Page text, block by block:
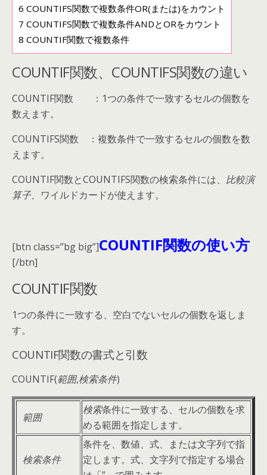
6 COUNTIFS関数で複数条件OR(または)をカウント
7 COUNTIFS関数で複数条件ANDとORをカウント
8 COUNTIF関数で複数条件
COUNTIF関数、COUNTIFS関数の違い
COUNTIF関数 ：1つの条件で一致するセルの個数を
数えます。
COUNTIFS関数 ：複数条件で一致するセルの個数を数
えます。
COUNTIF関数とCOUNTIFS関数の検索条件には、 比較演
算子、 ワイルドカードが使えます。
[btn class=”bg big”]COUNTIF関数の使い方
[/btn]
COUNTIF関数
1つの条件に一致する、空白でないセルの個数を返しま
す。
COUNTIF関数の書式と引数
COUNTIF(範囲,検索条件)
範囲
検索条件に一致する、セルの個数を求
める範囲を指定します。
検索条件
条件を、数値、式、または文字列で指
定します。式、文字列で指定する場合